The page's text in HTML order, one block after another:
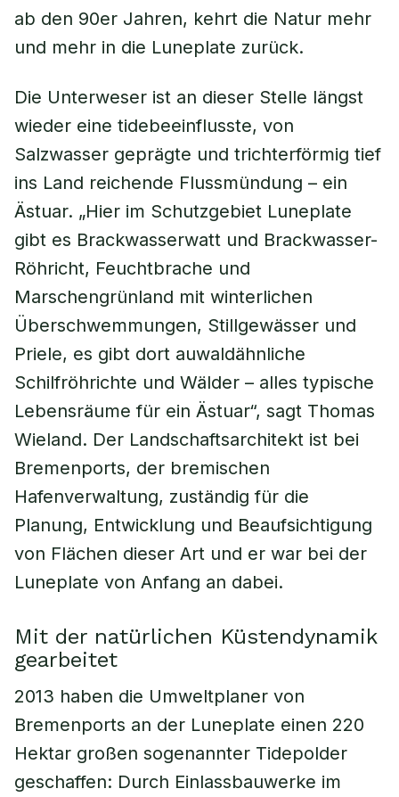
ab den 90er Jahren, kehrt die Natur mehr
und mehr in die Luneplate zurück.
Die Unterweser ist an dieser Stelle längst
wieder eine tidebeeinflusste, von
Salzwasser geprägte und trichterförmig tief
ins Land reichende Flussmündung – ein
Ästuar. „Hier im Schutzgebiet Luneplate
gibt es Brackwasserwatt und Brackwasser-
Röhricht, Feuchtbrache und
Marschengrünland mit winterlichen
Überschwemmungen, Stillgewässer und
Priele, es gibt dort auwaldähnliche
Schilfröhrichte und Wälder – alles typische
Lebensräume für ein Ästuar“, sagt Thomas
Wieland. Der Landschaftsarchitekt ist bei
Bremenports, der bremischen
Hafenverwaltung, zuständig für die
Planung, Entwicklung und Beaufsichtigung
von Flächen dieser Art und er war bei der
Luneplate von Anfang an dabei.
Mit der natürlichen Küstendynamik
gearbeitet
2013 haben die Umweltplaner von
Bremenports an der Luneplate einen 220
Hektar großen sogenannter Tidepolder
geschaffen: Durch Einlassbauwerke im